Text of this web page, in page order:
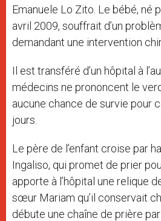
Emanuele Lo Zito. Le bébé, né
avril 2009, souffrait d’un
demandant une intervention
Il est transféré d’un hôpital à
médecins ne prononcent le
aucune chance de survie pour
jours.
Le père de l’enfant croise par
Ingaliso, qui promet de prier
apporte à l’hôpital une relique
sœur Mariam qu’il conservait
débute une chaîne de prière